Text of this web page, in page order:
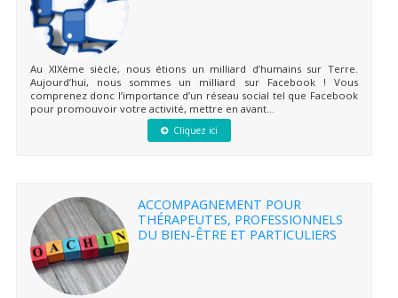
Au XIXème siècle, nous étions un milliard d’humains sur Terre.
Aujourd’hui, nous sommes un milliard sur Facebook ! Vous
comprenez donc l’importance d’un réseau social tel que Facebook
pour promouvoir votre activité, mettre en avant...
Cliquez ici
ACCOMPAGNEMENT POUR
THÉRAPEUTES, PROFESSIONNELS
DU BIEN-ÊTRE ET PARTICULIERS